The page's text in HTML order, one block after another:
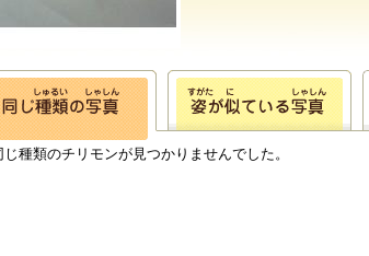
じ種類のチリモンが見つかりませんでした。